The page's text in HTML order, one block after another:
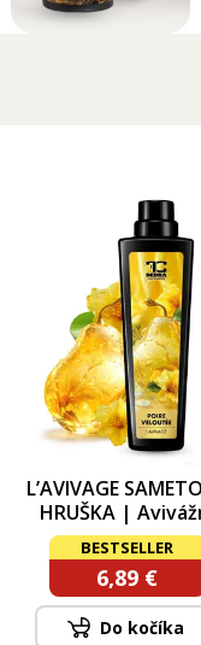
L’AVIVAGE
HRUŠKA |
kondicionér | 750
BESTSELLER
6,89 €
Do kočíka